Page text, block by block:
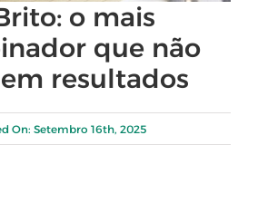
o mais
que não
resultados
On: Setembro 16th, 2025